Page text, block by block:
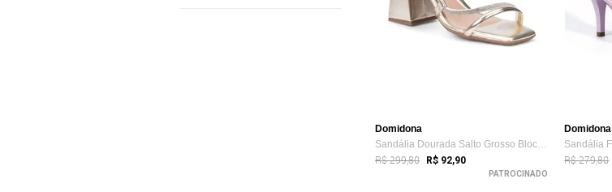
Domidona
Sandália Dourada Salto Grosso Bloco Tira...
R$ 299,80 R$ 92,90
PATROCINADO
Domidona
R$ 279,80